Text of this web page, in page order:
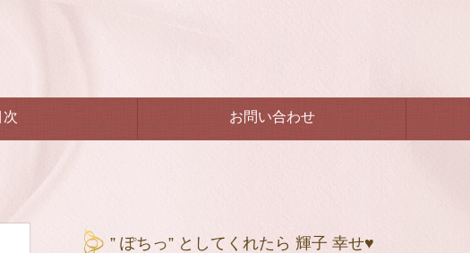
次 お問い合わせ
” ぽちっ” としてくれたら 輝子 幸せ♥